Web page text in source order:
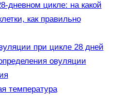
дневном цикле: на какой
как правильно
при цикле 28 дней
овуляции
температура